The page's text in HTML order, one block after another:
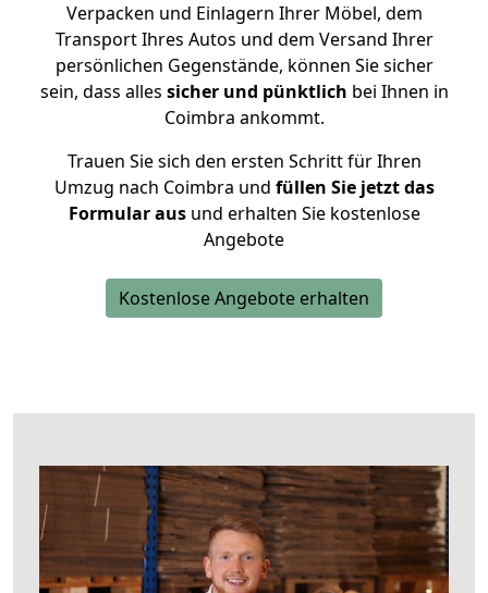
Verpacken und Einlagern Ihrer Möbel, dem
Transport Ihres Autos und dem Versand Ihrer
persönlichen Gegenstände, können Sie sicher
sein, dass alles sicher und pünktlich bei Ihnen in
Coimbra ankommt.
Trauen Sie sich den ersten Schritt für Ihren
Umzug nach Coimbra und füllen Sie jetzt das
Formular ausund erhalten Sie kostenlose
Angebote
Kostenlose Angebote erhalten